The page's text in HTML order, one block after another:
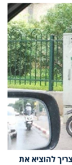
להוציא את